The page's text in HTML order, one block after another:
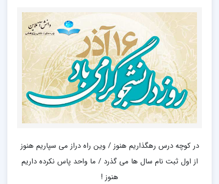
در کوچه درس رهگذاریم هنوز / وین راه دراز می سپاریم هنوز
از اول ثبت نام سال ها می گذرد / ما واحد پاس نکرده داریم
هنوز !